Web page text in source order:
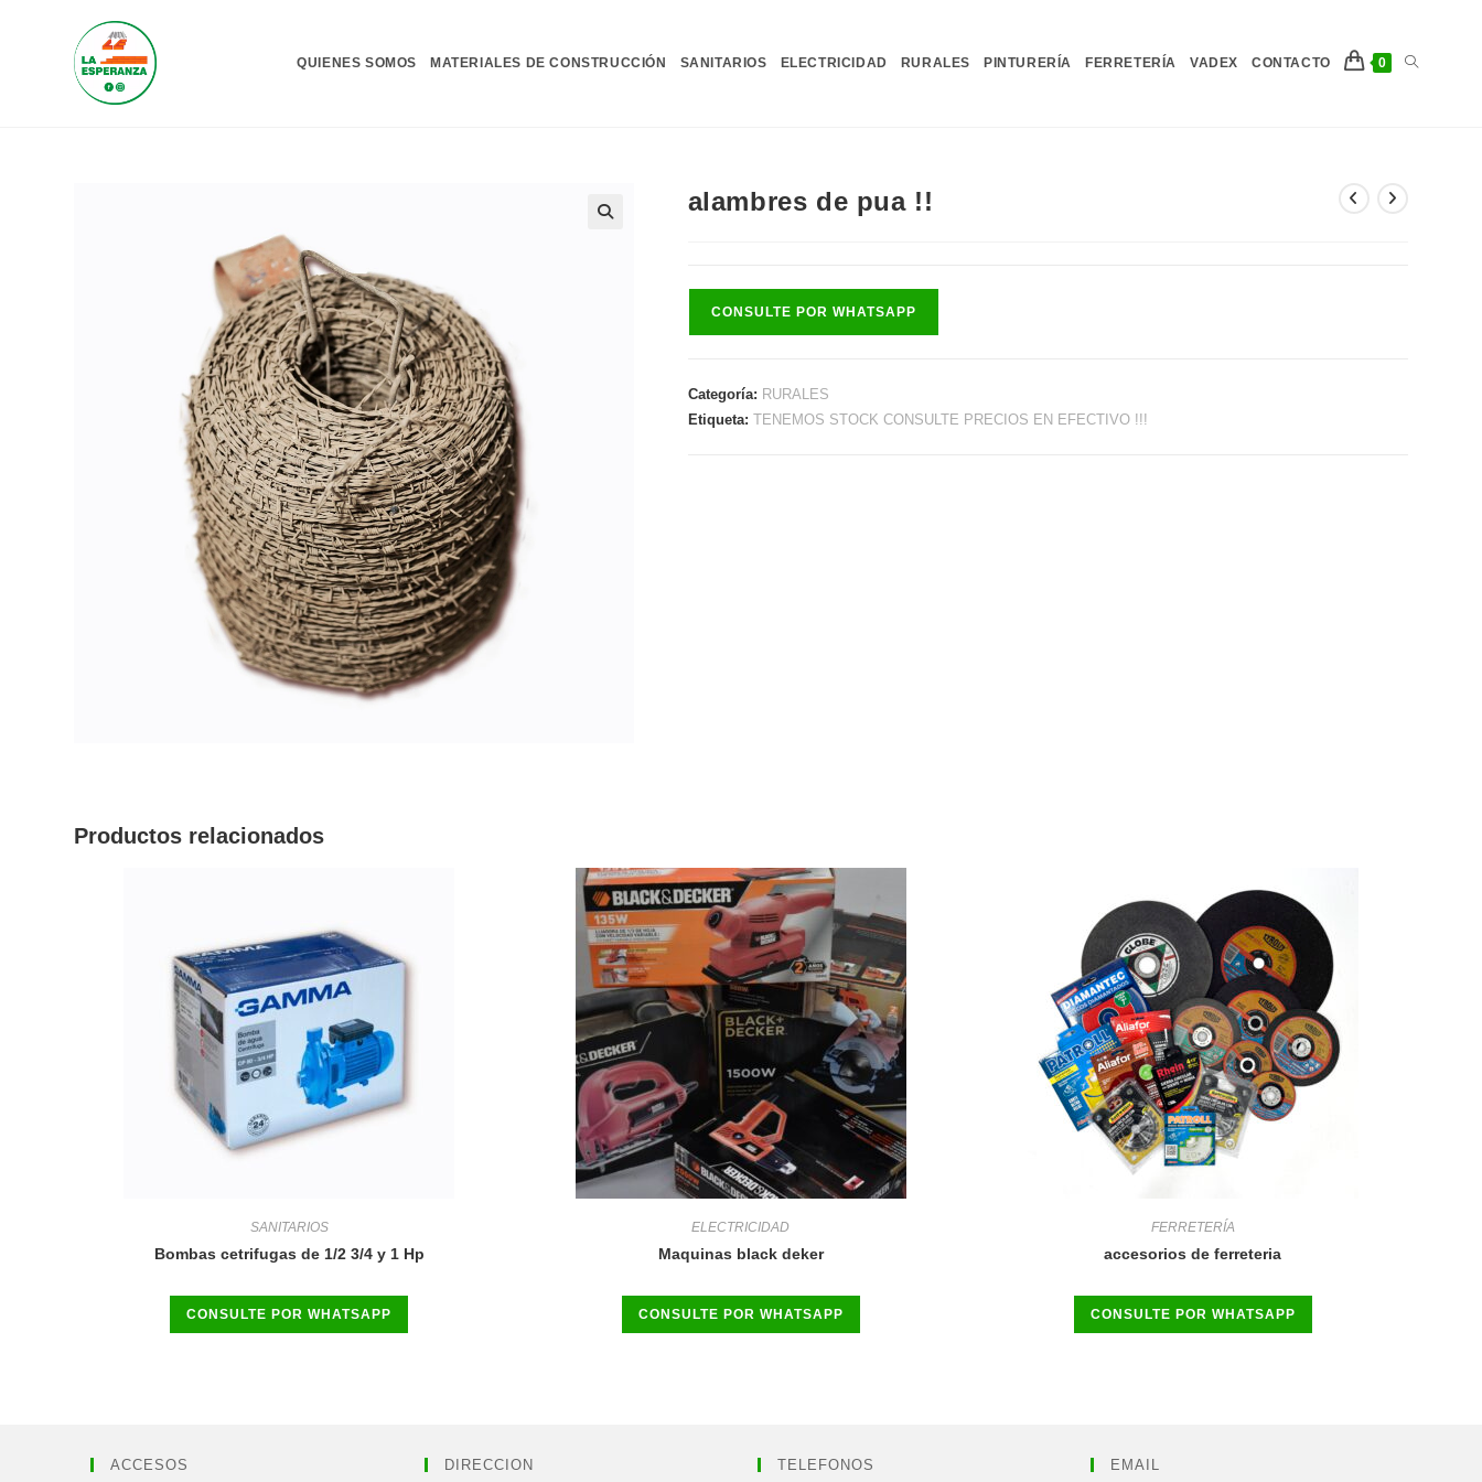
QUIENES SOMOS MATERIALES DE CONSTRUCCIÓN SANITARIOS ELECTRICIDAD RURALES PINTURERÍA FERRETERÍA VADEX CONTACTO 0 Alternar
alambres de pua !!
CONSULTE POR WHATSAPP
Categoría: RURALES
Etiqueta: TENEMOS STOCK CONSULTE PRECIOS EN EFECTIVO !!!
Productos relacionados
SANITARIOS
Bombas cetrifugas de 1/2 3/4 y 1 Hp
CONSULTE POR WHATSAPP
ELECTRICIDAD
Maquinas black deker
CONSULTE POR WHATSAPP
FERRETERÍA
accesorios de ferreteria
CONSULTE POR WHATSAPP
ACCESOS DIRECCION TELEFONOS EMAIL